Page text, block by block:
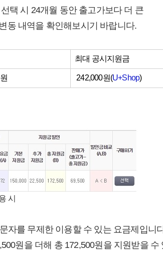
택 시 24개월 동안 출고가보다 더 큰
동 내역을 확인해보시기 바랍니다.
최대 공시지원금
242,000원(U+Shop)
시
자를 무제한 이용할 수 있는 요금제입니
원을 더해 총 172,500원을 지원받을 수